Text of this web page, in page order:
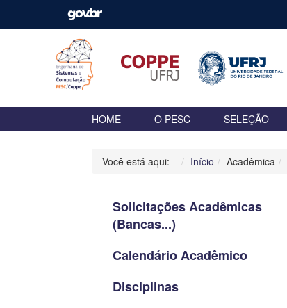
HOME O PESC SELEÇÃO
Você está aqui: Início Acadêmica
Solicitações Acadêmicas
(Bancas...)
Calendário Acadêmico
Disciplinas